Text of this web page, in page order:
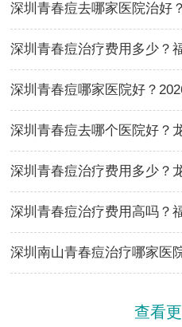
深圳青春痘去哪家医院治好
深圳青春痘治疗费用多少？
深圳青春痘哪家医院好？
深圳青春痘去哪个医院好？
深圳青春痘治疗费用多少？
深圳青春痘治疗费用高吗？
深圳南山青春痘治疗哪家医
查看